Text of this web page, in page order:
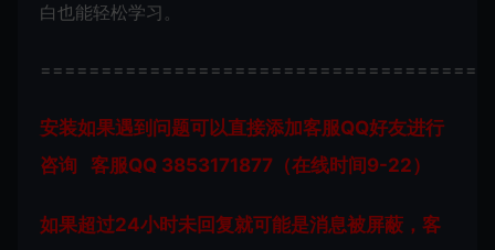
白也能轻松学习。
安装如果遇到问题可以直接添加客服QQ好友进行
咨询 客服QQ 3853171877（在线时间9-22）
如果超过24小时未回复就可能是消息被屏蔽，客